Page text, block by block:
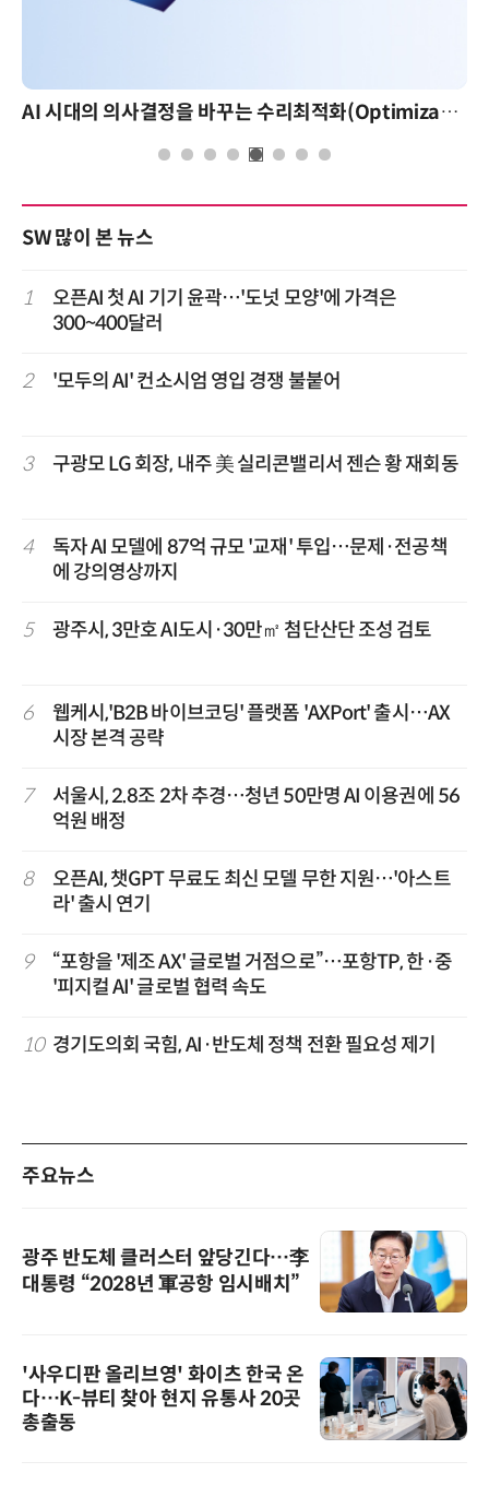
AI 시대의 의사결정을 바꾸는 수리최적화(Optimization): 실제 산업 적용 사례와 활용 전략
SW 많이 본 뉴스
1
오픈AI 첫 AI 기기 윤곽…'도넛 모양'에 가격은
300~400달러
2 '모두의 AI' 컨소시엄 영입 경쟁 불붙어
3 구광모 LG 회장, 내주 美 실리콘밸리서 젠슨 황 재회동
4
독자 AI 모델에 87억 규모 '교재' 투입…문제·전공책
에 강의영상까지
5 광주시, 3만호 AI도시·30만㎡ 첨단산단 조성 검토
6
웹케시,'B2B 바이브코딩' 플랫폼 'AXPort' 출시…AX
시장 본격 공략
7
서울시, 2.8조 2차 추경…청년 50만명 AI 이용권에 56
억원 배정
8
오픈AI, 챗GPT 무료도 최신 모델 무한 지원…'아스트
라' 출시 연기
9
“포항을 '제조 AX' 글로벌 거점으로”…포항TP, 한·중
'피지컬 AI' 글로벌 협력 속도
10 경기도의회 국힘, AI·반도체 정책 전환 필요성 제기
주요뉴스
광주 반도체 클러스터 앞당긴다…李
대통령 “2028년 軍공항 임시배치”
'사우디판 올리브영' 화이츠 한국 온
다…K-뷰티 찾아 현지 유통사 20곳
총출동